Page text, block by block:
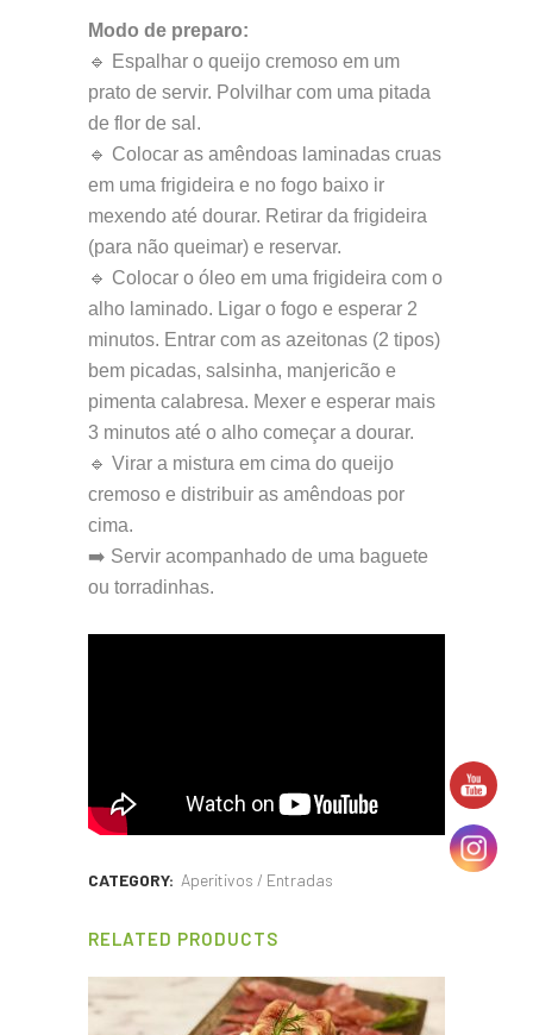
Modo de preparo:
🔹 Espalhar o queijo cremoso em um
prato de servir. Polvilhar com uma pitada
de flor de sal.
🔹 Colocar as amêndoas laminadas cruas
em uma frigideira e no fogo baixo ir
mexendo até dourar. Retirar da frigideira
(para não queimar) e reservar.
🔹 Colocar o óleo em uma frigideira com o
alho laminado. Ligar o fogo e esperar 2
minutos. Entrar com as azeitonas (2 tipos)
bem picadas, salsinha, manjericão e
pimenta calabresa. Mexer e esperar mais
3 minutos até o alho começar a dourar.
🔹 Virar a mistura em cima do queijo
cremoso e distribuir as amêndoas por
cima.
➡️ Servir acompanhado de uma baguete
ou torradinhas.
CATEGORY: Aperitivos / Entradas
RELATED PRODUCTS